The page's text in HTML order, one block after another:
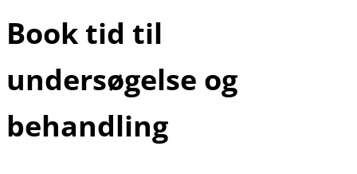
Book tid til
undersøgelse og
behandling